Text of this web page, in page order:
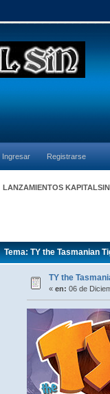
Ingresar Registrarse
LANZAMIENTOS KAPITALSIN
Tema: TY the Tasmanian
TY the
«en: 06 de